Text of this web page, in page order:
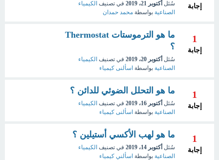
إجابة سُئل أكتوبر 21، 2019 في تصنيف الكيمياء
الصناعية بواسطة محمد حمدان
1
إجابة
ما هو الترموستات Thermostat
؟
سُئل أكتوبر 20، 2019 في تصنيف الكيمياء
الصناعية بواسطة اسألنى كيمياء
1
إجابة
ما هو التحلل الضوئي للدائن ؟
سُئل أكتوبر 16، 2019 في تصنيف الكيمياء
الصناعية بواسطة اسألنى كيمياء
1
إجابة
ما هو لهب الأكسي أستيلين ؟
سُئل أكتوبر 14، 2019 في تصنيف الكيمياء
الصناعية بواسطة اسألني كيمياء